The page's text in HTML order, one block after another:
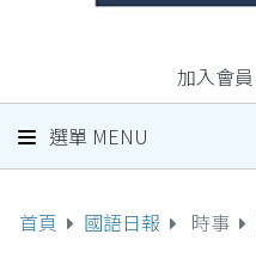
加入會員
選單 MENU
首頁 國語日報 時事